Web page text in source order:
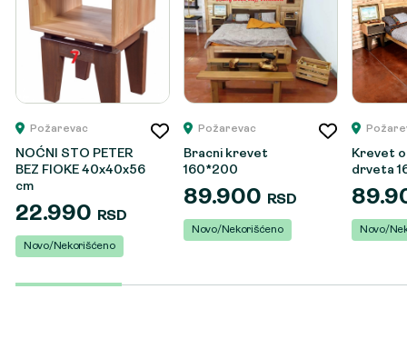
Požarevac
NOĆNI STO PETER
BEZ FIOKE 40x40x56
cm
22.990 RSD
Novo/Nekorišćeno
Požarevac
Bracni krevet
160*200
89.900 RSD
Novo/Nekorišćeno
Krevet
drveta
Novo/